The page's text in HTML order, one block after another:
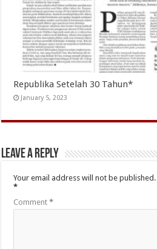
Republika Setelah 30 Tahun*
January 5, 2023
Leave a Reply
Your email address will not be published.
*
Comment*